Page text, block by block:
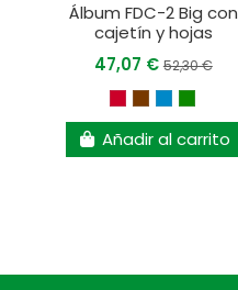
Álbum FDC-2 Big con
cajetín y hojas
47,07 €52,30 €
Añadir al carrito